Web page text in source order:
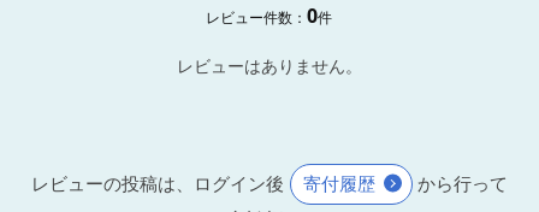
レビュー件数：0件
レビューはありません。
レビューの投稿は、ログイン後 寄付履歴
から行って